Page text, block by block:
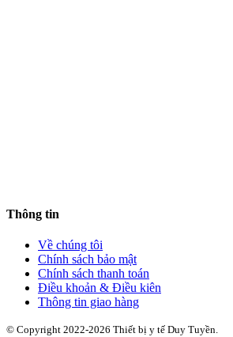
Thông tin
Về chúng tôi
Chính sách bảo mật
Chính sách thanh toán
Điều khoản & Điều kiên
Thông tin giao hàng
© Copyright 2022-2026 Thiết bị y tế Duy Tuyền.